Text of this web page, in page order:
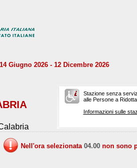
Giugno 2026 - 12 Dicembre 2026
Stazione senza
alle Persone a
Informazioni sulle
Nell'ora selezionata 04.00 non sono